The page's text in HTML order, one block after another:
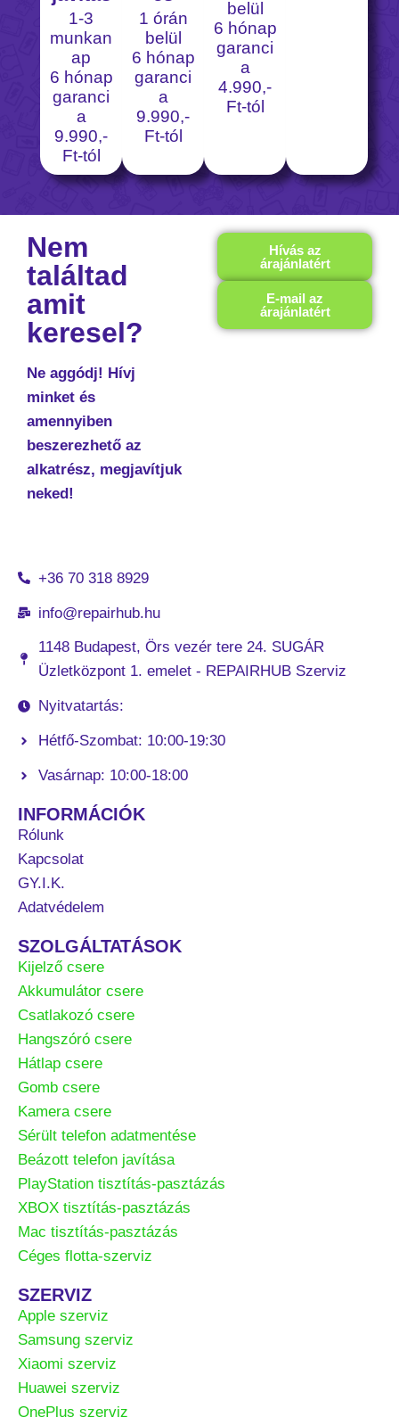
1-3
munkan
ap
6 hónap
garanci
a
9.990,-
Ft-tól
1 órán
belül
6 hónap
garanci
a
9.990,-
Ft-tól
belül
6 hónap
garanci
a
4.990,-
Ft-tól
Nem
találtad
amit
keresel?
Ne aggódj! Hívj
minket és
amennyiben
beszerezhető az
alkatrész, megjavítjuk
neked!
Hívás az
árajánlatért
E-mail az
árajánlatért
+36 70 318 8929
info@repairhub.hu
1148 Budapest, Örs vezér tere 24. SUGÁR
Üzletközpont 1. emelet - REPAIRHUB Szerviz
Nyitvatartás:
Hétfő-Szombat: 10:00-19:30
Vasárnap: 10:00-18:00
INFORMÁCIÓK
Rólunk
Kapcsolat
GY.I.K.
Adatvédelem
SZOLGÁLTATÁSOK
Kijelző csere
Akkumulátor csere
Csatlakozó csere
Hangszóró csere
Hátlap csere
Gomb csere
Kamera csere
Sérült telefon adatmentése
Beázott telefon javítása
PlayStation tisztítás-pasztázás
XBOX tisztítás-pasztázás
Mac tisztítás-pasztázás
Céges flotta-szerviz
SZERVIZ
Apple szerviz
Samsung szerviz
Xiaomi szerviz
Huawei szerviz
OnePlus szerviz